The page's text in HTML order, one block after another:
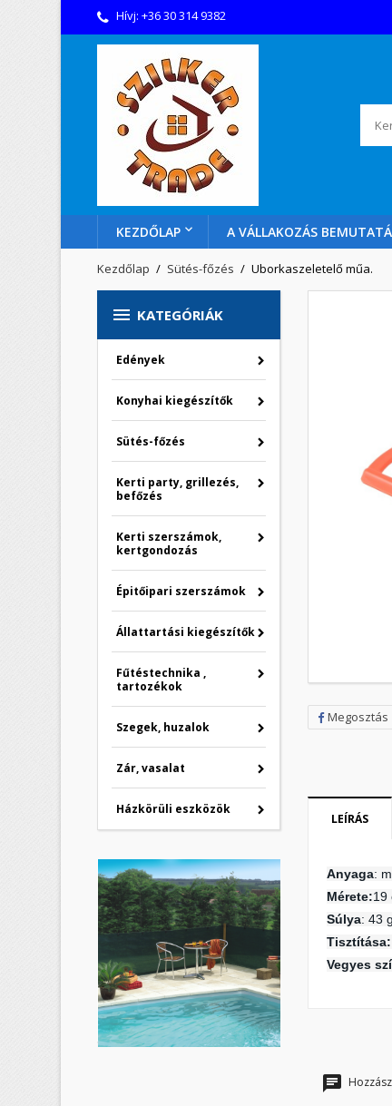
Hívj:+36 30 314 9382
KEZDŐLAP A VÁLLAKOZÁS
Kezdőlap Sütés-főzés Uborkaszeletelő műa.
 KATEGÓRIÁK
Edények
Konyhai kiegészítők
Sütés-főzés
Kerti party, grillezés,
befőzés
Kerti szerszámok,
kertgondozás
Épitőipari szerszámok
Állattartási kiegészítők
Fűtéstechnika ,
tartozékok
Szegek, huzalok
Zár, vasalat
Házkörüli eszközök
Megosztás
LEÍRÁS
Anyaga:
Mérete:19
Súlya: 43 g
Tisztítása:
Vegyes